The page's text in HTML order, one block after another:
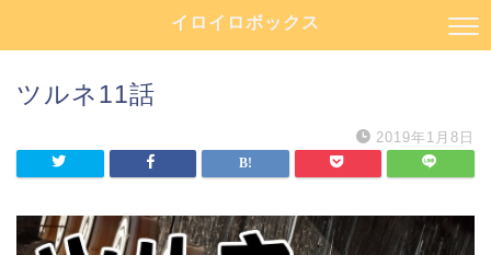
イロイロボックス
ツルネ11話
2019年1月8日